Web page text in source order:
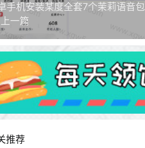
手机安装某度全套7个茉莉语音包
一篇
推荐